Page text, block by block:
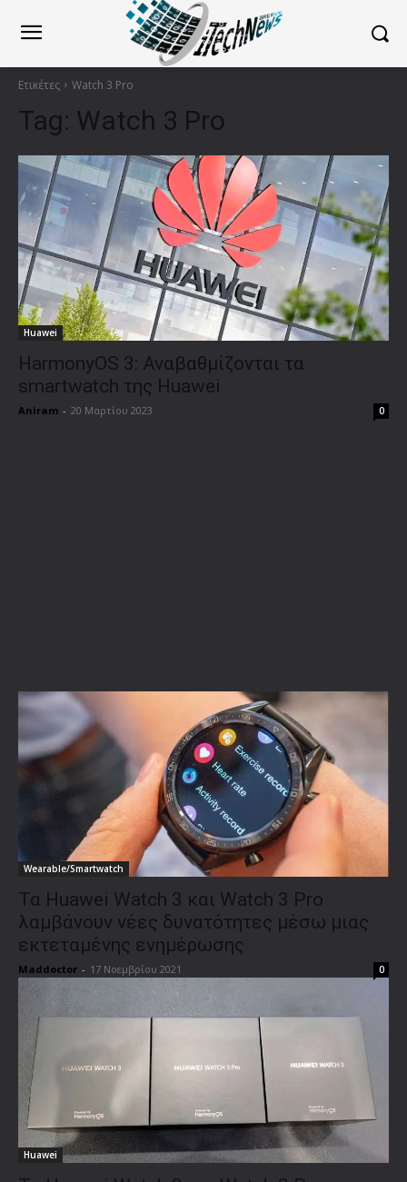
Ετικέτες Watch 3 Pro
Tag: Watch 3 Pro
Huawei
HarmonyOS 3: Αναβαθμίζονται τα
smartwatch της Huawei
Aniram - 20 Μαρτίου 2023 0
Wearable/Smartwatch
Τα Huawei Watch 3 και Watch 3 Pro
λαμβάνουν νέες δυνατότητες μέσω μιας
εκτεταμένης ενημέρωσης
Maddoctor - 17 Νοεμβρίου 2021 0
Huawei